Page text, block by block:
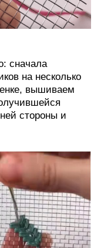
сначала
на несколько
вышиваем
стороны и